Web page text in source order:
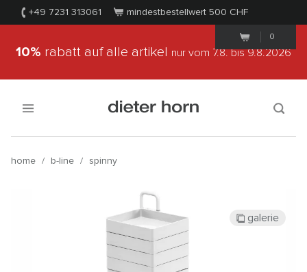
+49 7231 313061 mindestbestellwert 500 CHF
0
10% rabatt auf alle artikel nur vom 7.8.bis 9.8.2026
home / b-line / spinny
galerie